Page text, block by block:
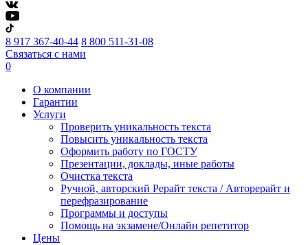
8 917 367-40-44 8 800 511-31-08
Связаться с нами
0
О компании
Гарантии
Услуги
Проверить уникальность текста
Повысить уникальность текста
Оформить работу по ГОСТУ
Презентации, доклады, иные работы
Очистка текста
Ручной, авторский Рерайт текста / Авторерайт и
перефразирование
Программы и доступы
Помощь на экзамене/Онлайн репетитор
Цены